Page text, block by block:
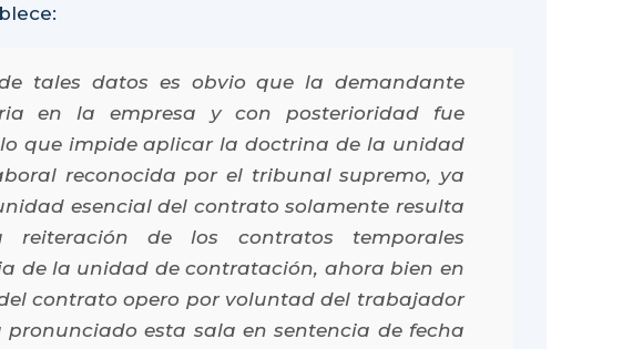
tales datos es obvio que la demandante
en la empresa y con posterioridad fue
que impide aplicar la doctrina de la unidad
reconocida por el tribunal supremo, ya
esencial del contrato solamente resulta
reiteración de los contratos temporales
de la unidad de contratación, ahora bien en
contrato opero por voluntad del trabajador
pronunciado esta sala en sentencia de fecha